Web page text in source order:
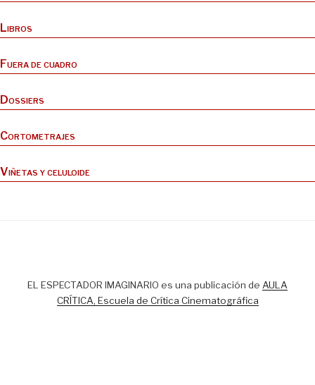
Libros
Fuera de cuadro
Dossiers
Cortometrajes
Viñetas y celuloide
EL ESPECTADOR IMAGINARIO es una publicación de AULA
CRÍTICA, Escuela de Crítica Cinematográfica